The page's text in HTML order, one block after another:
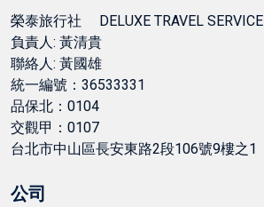
榮泰旅行社 DELUXE TRAVEL SERVICE
負責人: 黃清貴
聯絡人: 黃國雄
統一編號：36533331
品保北：0104
交觀甲：0107
台北市中山區長安東路2段106號9樓之1
公司